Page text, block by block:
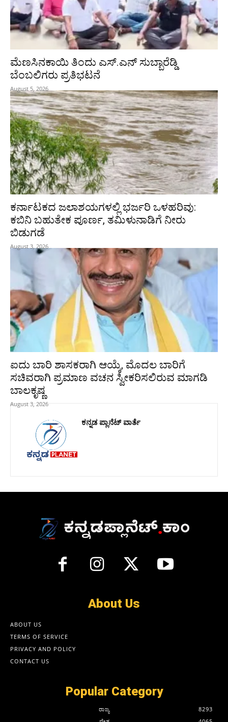
ಮೆಣಸಿನಕಾಯಿ ತಿಂದು ಎಸ್.ಎನ್ ಸುಬ್ಬಾರೆಡ್ಡಿ
ಬೆಂಬಲಿಗರು ಪ್ರತಿಭಟನೆ
August 5, 2026
ಕರ್ನಾಟಕದ ಜಲಾಶಯಗಳಲ್ಲಿ ಭರ್ಜರಿ ಒಳಹರಿವು:
ಕಬಿನಿ ಬಹುತೇಕ ಪೂರ್ಣ, ತಮಿಳುನಾಡಿಗೆ ನೀರು
ಬಿಡುಗಡೆ
August 3, 2026
ಐದು ಬಾರಿ ಶಾಸಕರಾಗಿ ಆಯ್ಕೆ, ಮೊದಲ ಬಾರಿಗೆ
ಸಚಿವರಾಗಿ ಪ್ರಮಾಣ ವಚನ ಸ್ವೀಕರಿಸಲಿರುವ ಮಾಗಡಿ
ಬಾಲಕೃಷ್ಣ
August 3, 2026
ಕನ್ನಡ ಪ್ಲಾನೆಟ್ ವಾರ್ತೆ
About Us
ABOUT US
TERMS OF SERVICE
PRIVACY AND POLICY
CONTACT US
Popular Category
ರಾಜ್ಯ
8293